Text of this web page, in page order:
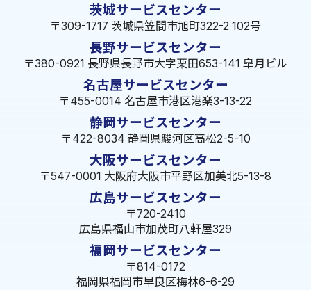
茨城サービスセンター
〒309-1717 茨城県笠間市旭町322-2 102号
長野サービスセンター
〒380-0921 長野県長野市大字栗田653-141 皐月ビル
名古屋サービスセンター
〒455-0014 名古屋市港区港楽3-13-22
静岡サービスセンター
〒422-8034 静岡県駿河区高松2-5-10
大阪サービスセンター
〒547-0001 大阪府大阪市平野区加美北5-13-8
広島サービスセンター
〒720-2410
広島県福山市加茂町八軒屋329
福岡サービスセンター
〒814-0172
福岡県福岡市早良区梅林6-6-29